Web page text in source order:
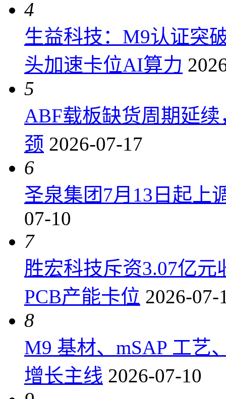
4
生益科技：M9认证突
头加速卡位AI算力
5
ABF载板缺货周期延
颈 2026-07-17
6
圣泉集团7月13日起上
07-10
7
胜宏科技斥资3.07亿
PCB产能卡位 2026-07-
8
M9 基材、mSAP 工艺
增长主线 2026-07-10